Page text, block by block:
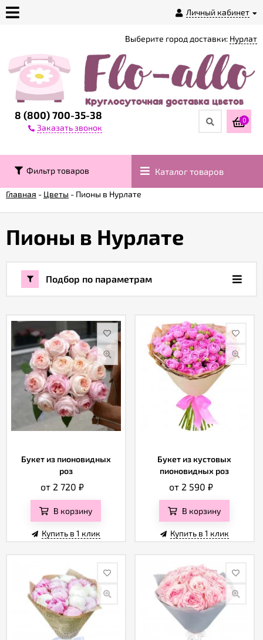
Личный кабинет
магазине
Доставка
Контакты
оформить
заказ
Вопрос-
Политика
Отзывы
8 (800) 700-35-38
Заказать звонок
Выберите город доставки: Нурлат
0
Фильтр товаров Каталог товаров
Главная - Цветы - Пионы в Нурлате
Пионы в Нурлате
Подбор по параметрам
Букет из пионовидных
роз
от 2 720₽
В корзину
Купить в 1 клик
Букет из кустовых
пионовидных роз
от 2 590 ₽
В корзину
Купить в 1 клик